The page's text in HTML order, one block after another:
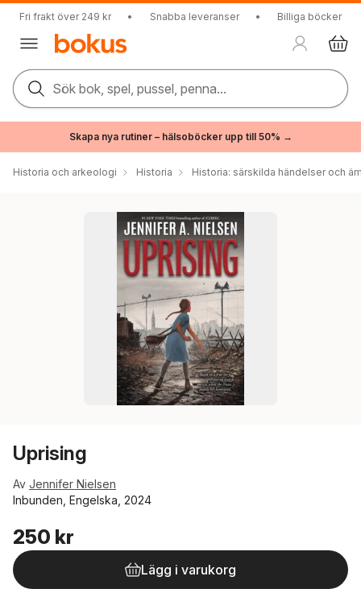
Fri frakt över 249 kr • Snabba leveranser • Billiga böcker
Sök bok, spel, pussel, penna...
Skapa nya rutiner – hälsoböcker upp till 50% →
Historia och arkeologi Historia Historia: särskilda händelser och
Uprising
Av Jennifer Nielsen
Inbunden, Engelska, 2024
250 kr
Lägg i varukorg